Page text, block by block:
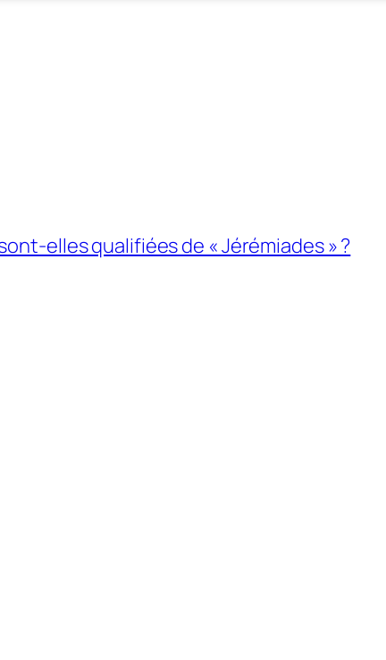
elles qualifiées de « Jérémiades » ?